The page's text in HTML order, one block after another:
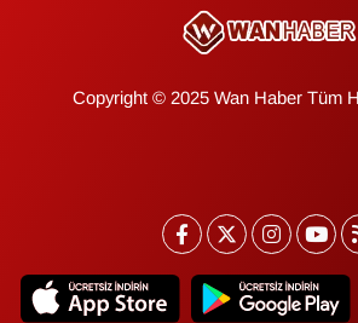
Copyright © 2025 Wan Haber Tüm